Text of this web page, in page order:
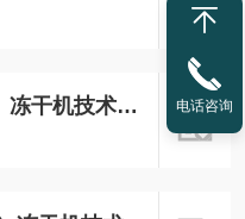
机技术配置表 电话咨询